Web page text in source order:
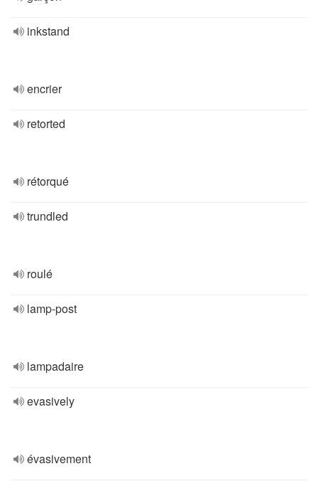
inkstand
encrier
retorted
rétorqué
trundled
roulé
lamp-post
lampadaire
evasively
évasivement